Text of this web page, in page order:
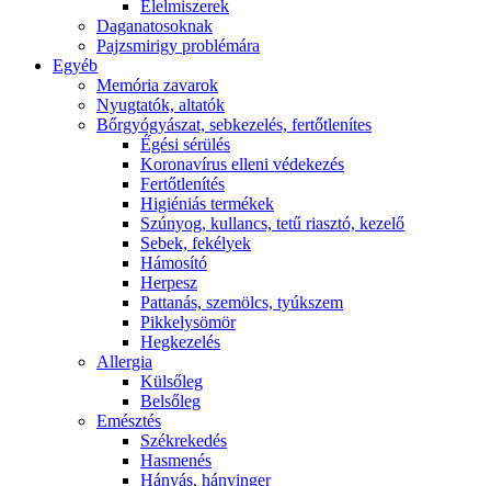
É́lelmiszerek
Daganatosoknak
Pajzsmirigy problémára
Egyéb
Memória zavarok
Nyugtatók, altatók
Bőrgyógyászat, sebkezelés, fertőtlenítes
É́gési sérülés
Koronavírus elleni védekezés
Fertőtlenítés
Higiéniás termékek
Szúnyog, kullancs, tetű riasztó, kezelő
Sebek, fekélyek
Hámosító
Herpesz
Pattanás, szemölcs, tyúkszem
Pikkelysömör
Hegkezelés
Allergia
Külsőleg
Belsőleg
Emésztés
Székrekedés
Hasmenés
Hányás, hányinger